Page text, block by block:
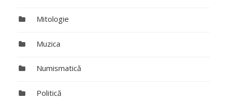
Mitologie
Muzica
Numismatică
Politică